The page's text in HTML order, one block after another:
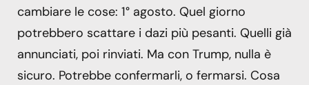
cambiare le cose: 1° agosto. Quel giorno
potrebbero scattare i dazi più pesanti. Quelli già
annunciati, poi rinviati. Ma con Trump, nulla è
sicuro. Potrebbe confermarli, o fermarsi. Cosa